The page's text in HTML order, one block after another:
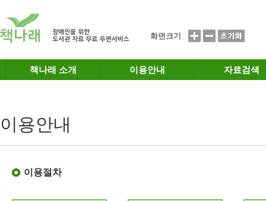
화면크기
책나래 소개 이용안내 자료검색
이용안내
이용절차